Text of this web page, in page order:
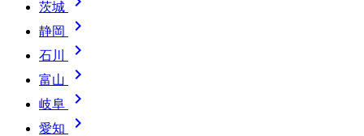
茨城
静岡 
石川 
富山 
岐阜 
愛知 